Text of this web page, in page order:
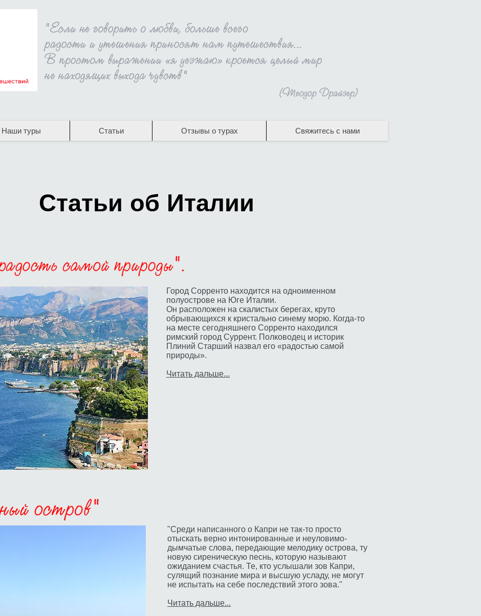
Наши туры Статьи Отзывы о турах Свяжитесь с нами
Статьи об Италии
Город Сорренто находится на одноименном
полуострове на Юге Италии.
Он расположен на скалистых берегах, круто
обрывающихся к кристально синему морю. Когда-то
на месте сегодняшнего Сорренто находился
римский город Суррент. Полководец и историк
Плиний Старший назвал его «радостью самой
природы».
Читать дальше...
"Среди написанного о Капри не так-то просто
отыскать верно интонированные и неуловимо-
дымчатые слова, передающие мелодику острова, ту
новую сиреническую песнь, которую называют
ожиданием счастья. Те, кто услышали зов Капри,
сулящий познание мира и высшую усладу, не могут
не испытать на себе последствий этого зова."
Читать дальше...